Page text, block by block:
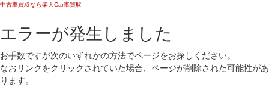
中古車買取なら楽天Car車買取
エラーが発生しました
お手数ですが次のいずれかの方法でページをお探しください。
なおリンクをクリックされていた場合、ページが削除された可能性があ
ります。